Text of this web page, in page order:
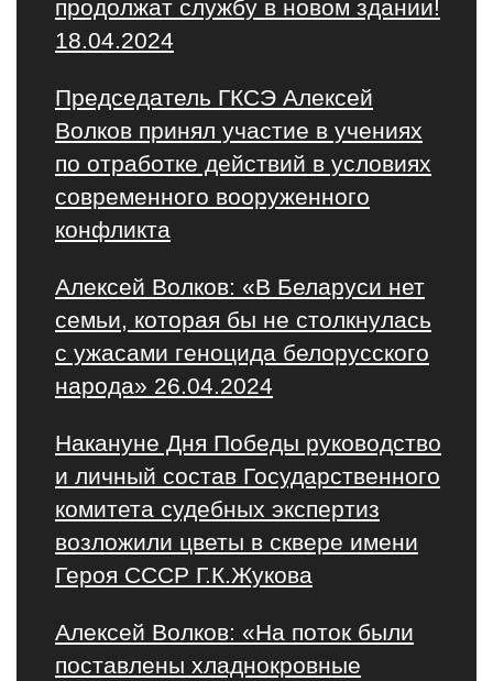
продолжат службу в новом здании!
18.04.2024
Председатель ГКСЭ Алексей
Волков принял участие в учениях
по отработке действий в условиях
современного вооруженного
конфликта
Алексей Волков: «В Беларуси нет
семьи, которая бы не столкнулась
с ужасами геноцида белорусского
народа» 26.04.2024
Накануне Дня Победы руководство
и личный состав Государственного
комитета судебных экспертиз
возложили цветы в сквере имени
Героя СССР Г.К.Жукова
Алексей Волков: «На поток были
поставлены хладнокровные